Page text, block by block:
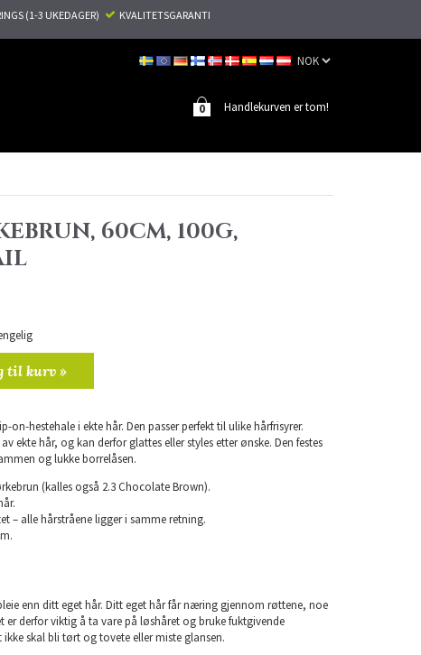
(1-3 UKEDAGER) KVALITETSGARANTI
Handlekurven er tom!
0
60CM, 100G,
til kurv »
on-hestehale i ekte hår. Den passer perfekt til ulike hårfrisyrer.
ekte hår, og kan derfor glattes eller styles etter ønske. Den festes
og lukke borrelåsen.
(kalles også 2.3 Chocolate Brown).
– alle hårstråene ligger i samme retning.
enn ditt eget hår. Ditt eget hår får næring gjennom røttene, noe
er derfor viktig å ta vare på løshåret og bruke fuktgivende
skal bli tørt og tovete eller miste glansen.